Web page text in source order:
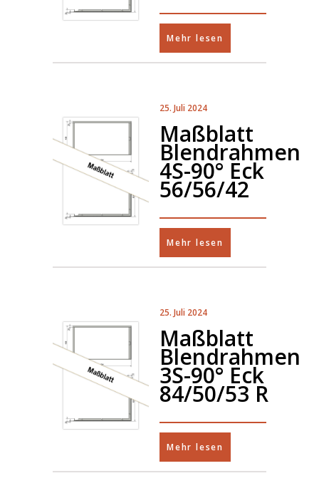
Mehr lesen
25. Juli 2024
Maßblatt
Blendrahmen
4S-90° Eck
56/56/42
Mehr lesen
25. Juli 2024
Maßblatt
Blendrahmen
3S-90° Eck
84/50/53 R
Mehr lesen